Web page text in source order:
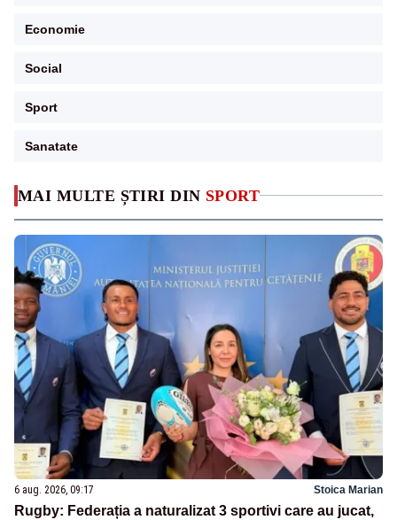
MAI MULTE ȘTIRI DIN SPORT
6 aug. 2026, 09:17 Stoica Marian
Rugby: Federația a naturalizat 3 sportivi care au jucat,
Economie
Social
Sport
Sanatate